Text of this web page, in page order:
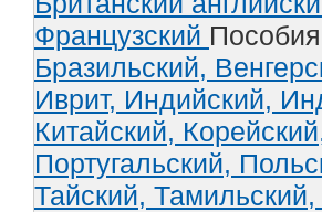
Французский
Бразильский,
Иврит, Индийский,
Китайский,
Португальский,
Тайский, Тамильский,